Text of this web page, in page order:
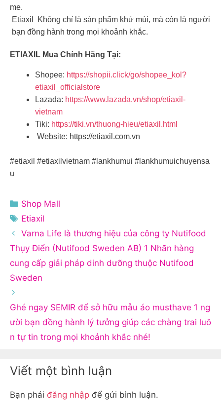
me.
Etiaxil Không chỉ là sản phẩm khử mùi, mà còn là người
bạn đồng hành trong mọi khoảnh khắc.
ETIAXIL Mua Chính Hãng Tại:
Shopee: https://shopii.click/go/shopee_kol?
etiaxil_officialstore
Lazada: https://www.lazada.vn/shop/etiaxil-
vietnam
Tiki: https://tiki.vn/thuong-hieu/etiaxil.html
Website: https://etiaxil.com.vn️
#etiaxil #etiaxilvietnam #lankhumui #lankhumuichuyensa
u
Danh
mục
Shop Mall
Thẻ
Etiaxil
Varna Life là thương hiệu của công ty Nutifood
Thụy Điển (Nutifood Sweden AB) 1 Nhãn hàng
cung cấp giải pháp dinh dưỡng thuộc Nutifood
Sweden
Ghé ngay SEMIR để sở hữu mẫu áo musthave 1 ng
ười bạn đồng hành lý tưởng giúp các chàng trai luô
n tự tin trong mọi khoảnh khắc nhé!
Viết một bình luận
Bạn phải đăng nhập để gửi bình luận.